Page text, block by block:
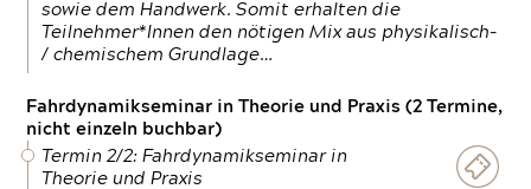
sowie dem Handwerk. Somit erhalten die
Teilnehmer*Innen den nötigen Mix aus physikalisch-
/ chemischem Grundlage…
Fahrdynamikseminar in Theorie und Praxis (2 Termine,
nicht einzeln buchbar)
Termin 2/2: Fahrdynamikseminar in
Theorie und Praxis